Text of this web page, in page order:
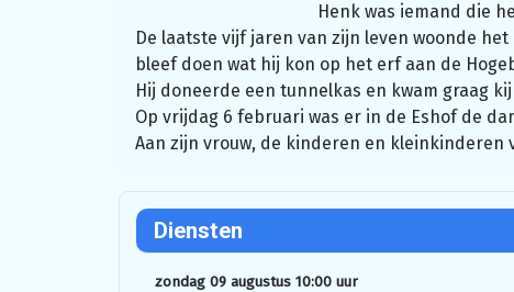
Diensten
zondag 09 augustus 10:00 uur
Henk was iemand die
De laatste vijf jaren van zijn leven woonde
bleef doen wat hij kon op het erf aan de
Hij doneerde een tunnelkas en kwam graag
Op vrijdag 6 februari was er in de Eshof de
Aan zijn vrouw, de kinderen en